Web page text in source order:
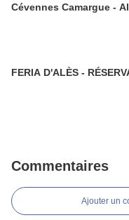
Cévennes Camargue -
FERIA D'ALÈS -
Commentaires
Ajouter un